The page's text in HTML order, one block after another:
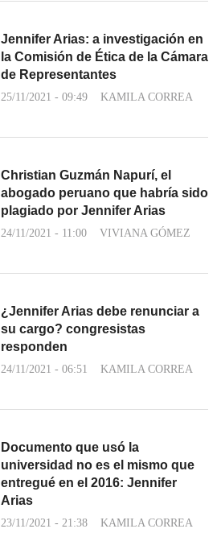
Jennifer Arias: a investigación en
la Comisión de Ética de la Cámara
de Representantes
25/11/2021 - 09:49 KAMILA CORREA
Christian Guzmán Napurí, el
abogado peruano que habría sido
plagiado por Jennifer Arias
24/11/2021 - 11:00 VIVIANA GÓMEZ
¿Jennifer Arias debe renunciar a
su cargo? congresistas
responden
24/11/2021 - 06:51 KAMILA CORREA
Documento que usó la
universidad no es el mismo que
entregué en el 2016: Jennifer
Arias
23/11/2021 - 21:38 KAMILA CORREA